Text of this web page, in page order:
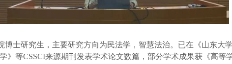
博士研究生，主要研究方向为民法学，智慧法治。已在《山东大
》等CSSCI来源期刊发表学术论文数篇，部分学术成果获《高等